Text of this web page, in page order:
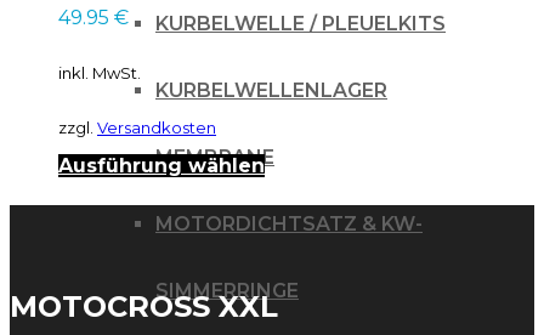
KURBELWELLE / PLEUELKITS
KURBELWELLENLAGER
MEMBRANE
MOTORDICHTSATZ & KW-
SIMMERRINGE
49.95 €
inkl. MwSt.
zzgl. Versandkosten
Ausführung wählenDieses
Produkt
mehrere
Varianten
MOTOCROSS XXL